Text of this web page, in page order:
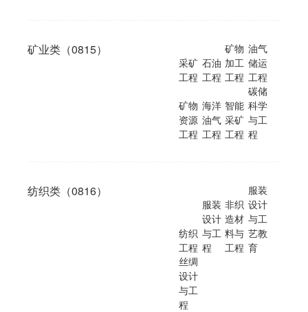
矿业类（0815）
采矿
工程
石油
工程
矿物
加工
工程
油气
储运
工程
矿物
资源
工程
海洋
油气
工程
智能
采矿
工程
碳储
科学
与工
程
纺织类（0816）
纺织
工程
服装
设计
与工
程
非织
造材
料与
工程
服装
设计
与工
艺教
育
丝绸
设计
与工
程